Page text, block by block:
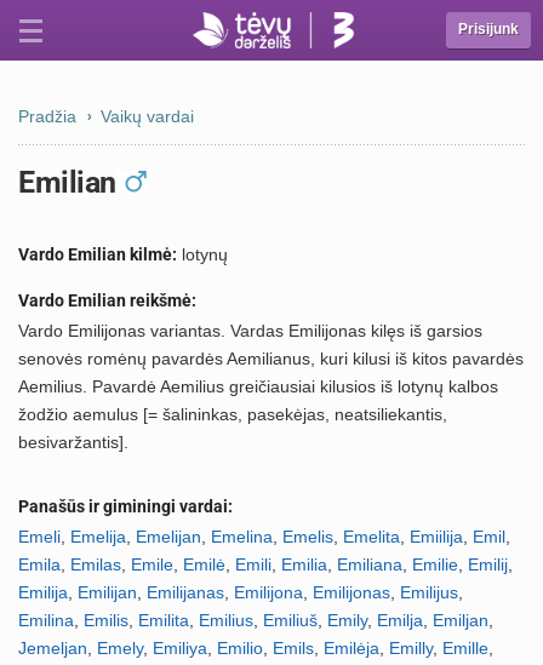
Prisijunk
Pradžia Vaikų vardai
Emilian
Vardo Emilian kilmė: lotynų
Vardo Emilian reikšmė:
Vardo Emilijonas variantas. Vardas Emilijonas kilęs iš garsios
senovės romėnų pavardės Aemilianus, kuri kilusi iš kitos pavardės
Aemilius. Pavardė Aemilius greičiausiai kilusios iš lotynų kalbos
žodžio aemulus [= šalininkas, pasekėjas, neatsiliekantis,
besivaržantis].
Panašūs ir giminingi vardai:
Emeli Emelija Emelijan Emelina Emelis Emelita Emiilija Emil
Emila
Emilas Emile Emilė Emili Emilia Emiliana Emilie Emilij
Emilija
Emilijan Emilijanas Emilijona Emilijonas Emilijus
Emilina
Emilis Emilita Emilius Emiliuš Emily, Emilja Emiljan
Jemeljan
Emely, Emiliya Emilio Emils Emilėja Emilly, Emille